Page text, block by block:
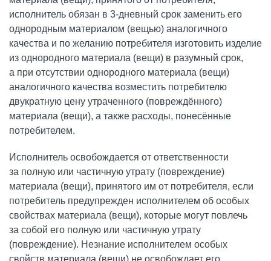
исполнитель обязан в 3-дневный срок заменить его
однородным материалом (вещью) аналогичного
качества и по желанию потребителя изготовить изделие
из однородного материала (вещи) в разумный срок,
а при отсутствии однородного материала (вещи)
аналогичного качества возместить потребителю
двукратную цену утраченного (повреждённого)
материала (вещи), а также расходы, понесённые
потребителем.
Исполнитель освобождается от ответственности
за полную или частичную утрату (повреждение)
материала (вещи), принятого им от потребителя, если
потребитель предупрежден исполнителем об особых
свойствах материала (вещи), которые могут повлечь
за собой его полную или частичную утрату
(повреждение). Незнание исполнителем особых
свойств материала (вещи) не освобождает его